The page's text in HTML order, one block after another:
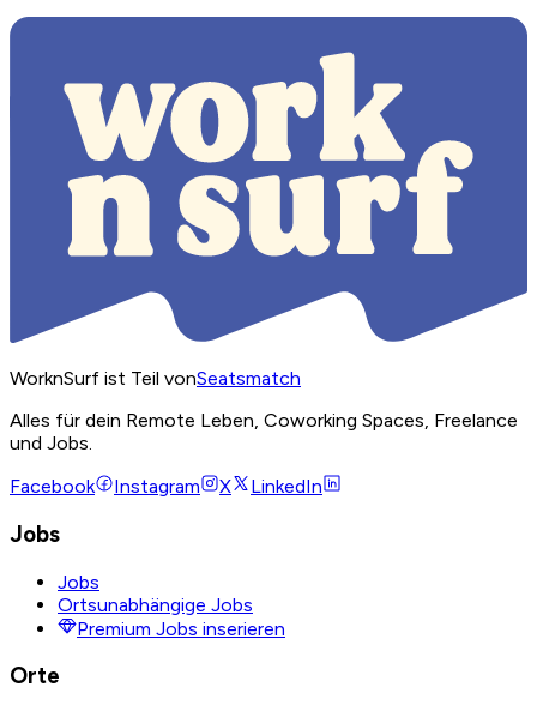
WorknSurf ist Teil vonSeatsmatch
Alles für dein Remote Leben, Coworking Spaces, Freelance
und Jobs.
Facebook
Instagram X LinkedIn
Jobs
Jobs
Ortsunabhängige Jobs
Premium Jobs inserieren
Orte